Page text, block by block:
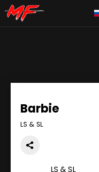
Barbie
LS & SL
LS & SL